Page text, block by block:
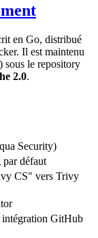
en Go, distribué
Il est maintenu
sous le repository
2.0.
Security)
défaut
CS" vers Trivy
GitHub